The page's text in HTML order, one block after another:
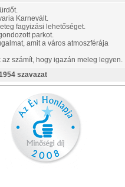
Karnevált.
fagyizási lehetőséget.
parkot.
amit a város atmoszférája
az számít, hogy igazán meleg legyen.
szavazat